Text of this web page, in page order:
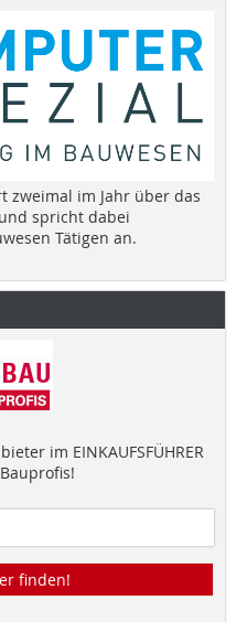
zweimal im Jahr über das
spricht dabei
Tätigen an.
im EINKAUFSFÜHRER
finden!